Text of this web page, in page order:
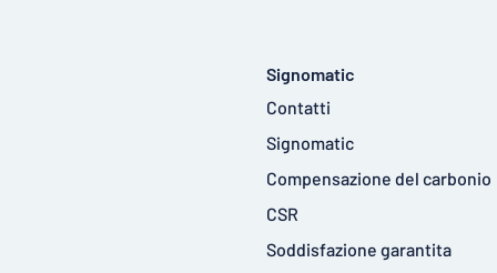
Signomatic
Contatti
Signomatic
Compensazione del carbonio
CSR
Soddisfazione garantita